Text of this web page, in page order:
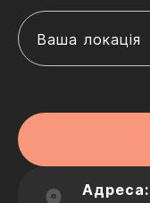
Ваша локація
Адреса: